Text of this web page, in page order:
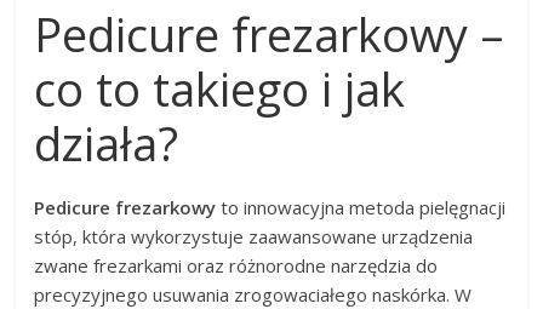
Pedicure frezarkowy –
co to takiego i jak
działa?
Pedicure frezarkowy to innowacyjna metoda pielęgnacji
stóp, która wykorzystuje zaawansowane urządzenia
zwane frezarkami oraz różnorodne narzędzia do
precyzyjnego usuwania zrogowaciałego naskórka. W